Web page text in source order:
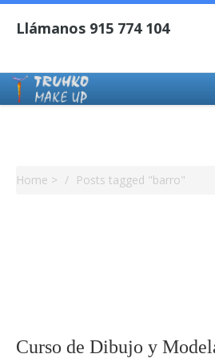
Home > Posts tagged "barro"
Curso de Dibujo y